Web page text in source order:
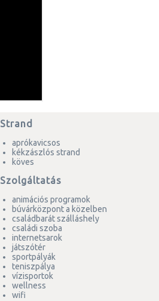
Strand
aprókavicsos
kékzászlós strand
köves
Szolgáltatás
animációs programok
búvárközpont a közelben
családbarát szálláshely
családi szoba
internetsarok
játszótér
sportpályák
teniszpálya
vízisportok
wellness
wifi